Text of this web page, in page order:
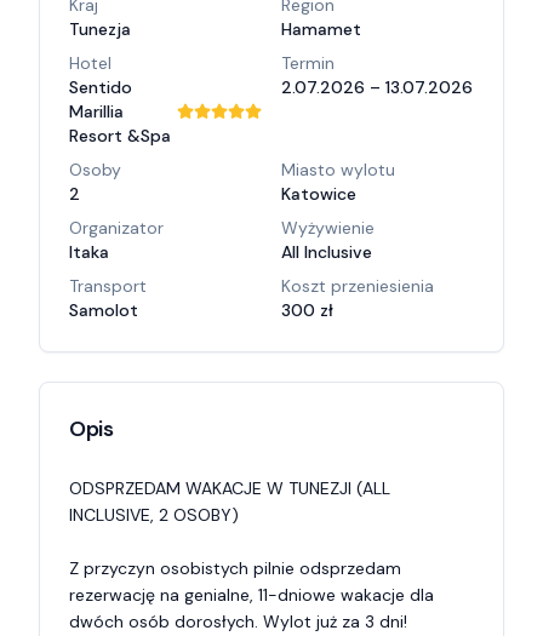
Kraj
Tunezja
Region
Hamamet
Hotel
Sentido
Marillia
Resort &Spa
Termin
2.07.2026 – 13.07.2026
Osoby
2
Miasto wylotu
Katowice
Organizator
Itaka
Wyżywienie
All Inclusive
Transport
Samolot
Koszt przeniesienia
300 zł
Opis
ODSPRZEDAM WAKACJE W TUNEZJI (ALL
INCLUSIVE, 2 OSOBY)
Z przyczyn osobistych pilnie odsprzedam
rezerwację na genialne, 11-dniowe wakacje dla
dwóch osób dorosłych. Wylot już za 3 dni!